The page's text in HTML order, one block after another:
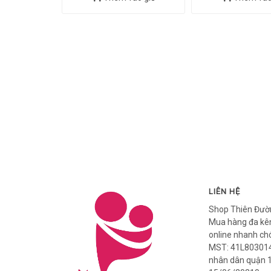
LIÊN HỆ
Shop Thiên
Mua hàng đa
online nhanh
MST:
nhân dân quận